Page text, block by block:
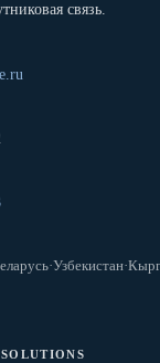
связь.
·Узбекистан·